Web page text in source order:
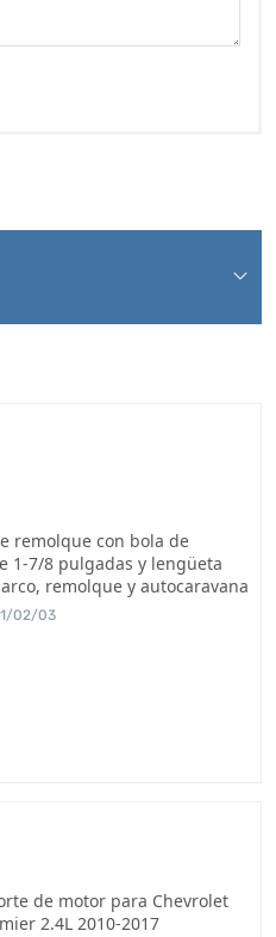
remolque con bola de
1-7/8 pulgadas y lengüeta
remolque y autocaravana
02/03
de motor para Chevrolet
2.4L 2010-2017